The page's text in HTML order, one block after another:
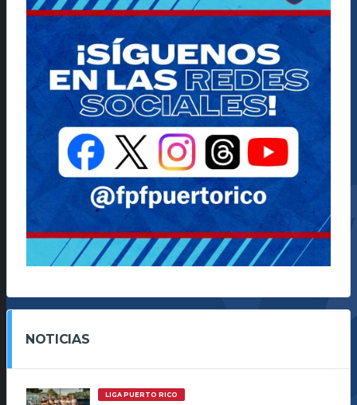
NOTICIAS
LIGA PUERTO RICO